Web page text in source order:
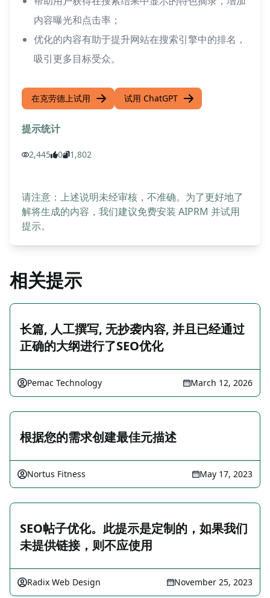
内容曝光和点击率；
优化的内容有助于提升网站在搜索引擎中的排名，
吸引更多目标受众。
在克劳德上试用 试用 ChatGPT
提示统计
2,445 0 1,802
请注意：上述说明未经审核，不准确。为了更好地了
解将生成的内容，我们建议免费安装 AIPRM 并试用
提示。
相关提示
长篇, 人工撰写, 无抄袭内容, 并且已经通过
正确的大纲进行了SEO优化
Pemac Technology March 12, 2026
根据您的需求创建最佳元描述
Nortus Fitness May 17, 2023
SEO帖子优化。此提示是定制的，如果我们
未提供链接，则不应使用
Radix Web Design November 25, 2023